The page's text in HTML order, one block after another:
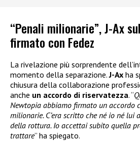
“Penali milionarie”, J-Ax
firmato con Fedez
La rivelazione più sorprendente
momento della separazione.J-Ax ha
chiusura della collaborazione
anche un accordo di riservatezza. “
Newtopia abbiamo firmato un accordo
milionarie. C’era scritto che né io né lui
della rottura. Io accettai subito quella
trattare” ha spiegato.